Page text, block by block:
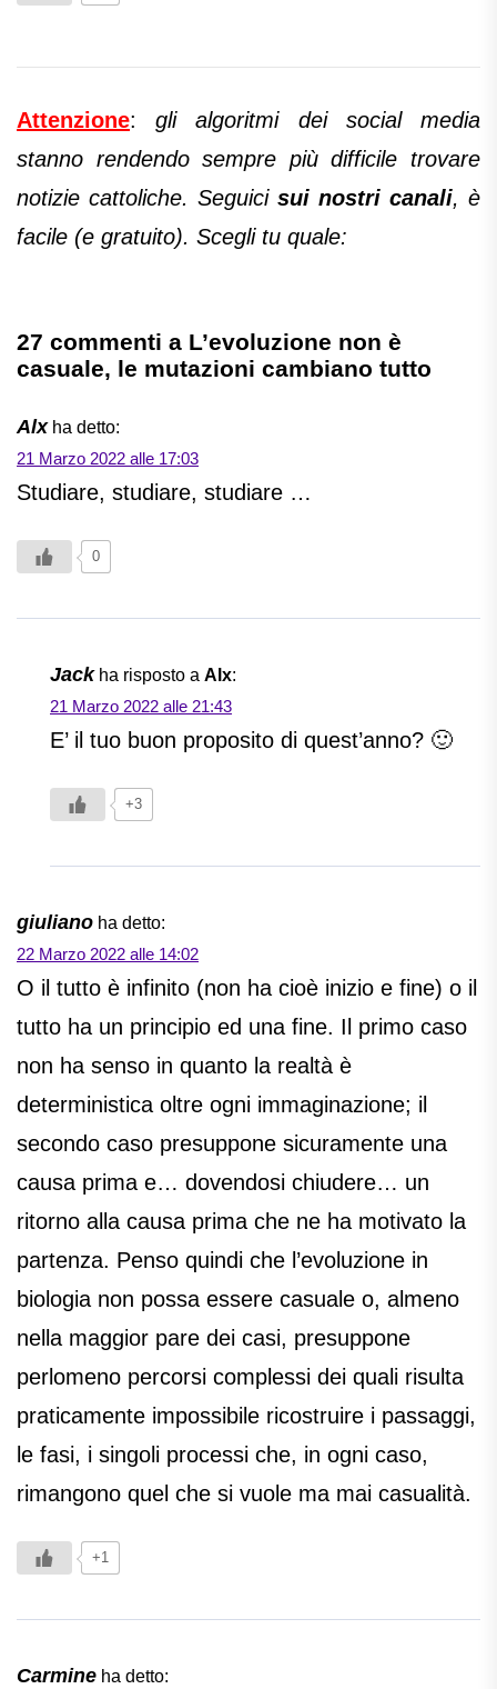
Attenzione:gli algoritmi dei social media
stanno rendendo sempre più difficile trovare
notizie cattoliche. Seguici sui nostri canali, è
facile (e gratuito). Scegli tu quale:
27 commenti a L’evoluzione non è
casuale, le mutazioni cambiano tutto
Alx ha detto:
21 Marzo 2022 alle 17:03
Studiare, studiare, studiare …
0
Jack ha risposto a Alx:
21 Marzo 2022 alle 21:43
E’ il tuo buon proposito di quest’anno? 🙂
+3
giuliano ha detto:
22 Marzo 2022 alle 14:02
O il tutto è infinito (non ha cioè inizio e fine) o il
tutto ha un principio ed una fine. Il primo caso
non ha senso in quanto la realtà è
deterministica oltre ogni immaginazione; il
secondo caso presuppone sicuramente una
causa prima e… dovendosi chiudere… un
ritorno alla causa prima che ne ha motivato la
partenza. Penso quindi che l’evoluzione in
biologia non possa essere casuale o, almeno
nella maggior pare dei casi, presuppone
perlomeno percorsi complessi dei quali risulta
praticamente impossibile ricostruire i passaggi,
le fasi, i singoli processi che, in ogni caso,
rimangono quel che si vuole ma mai casualità.
+1
Carmine ha detto: